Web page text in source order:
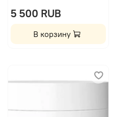
5 500 RUB
В корзину